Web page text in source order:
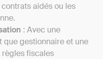
aidés ou les
: Avec une
que gestionnaire et une
fiscales